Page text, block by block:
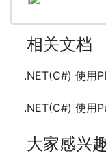
相关文档
.NET(C#) 使用
大家感兴